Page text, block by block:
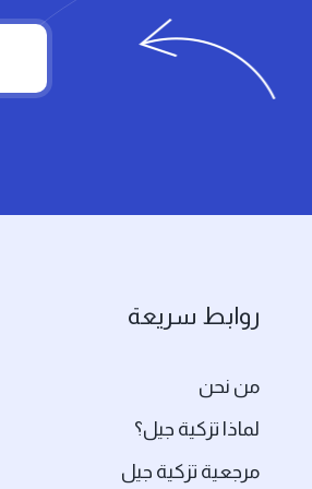
روابط سريعة
من نحن
لماذا تزكية جيل؟
مرجعية تزكية جيل